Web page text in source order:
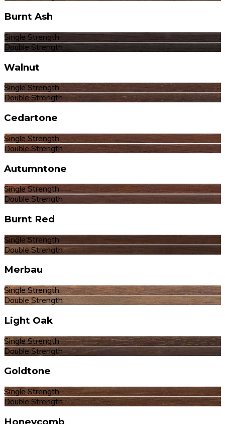
Burnt Ash
Single Strength
Double Strength
Walnut
Single Strength
Double Strength
Cedartone
Single Strength
Double Strength
Autumntone
Single Strength
Double Strength
Burnt Red
Single Strength
Double Strength
Merbau
Single Strength
Double Strength
Light Oak
Single Strength
Double Strength
Goldtone
Single Strength
Double Strength
Honeycomb